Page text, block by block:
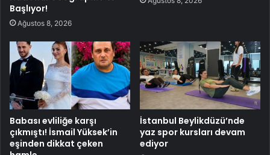
Başlıyor!
Ağustos 8, 2026
Babası evliliğe karşı
çıkmıştı! İsmail Yüksek’in
eşinden dikkat çeken
İstanbul Beylikdüzü’nde
yaz spor kursları devam
ediyor